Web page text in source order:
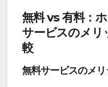
無料 vs 有料：
サービスのメリ
較
無料サービスのメリ